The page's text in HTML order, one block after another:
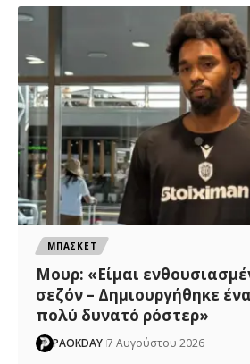
ΜΠΑΣΚΕΤ
Μουρ: «Είμαι
σεζόν – Δημιουργήθηκε
πολύ δυνατό ρόστερ»
PAOKDAY 7 Αυγούστου 2026